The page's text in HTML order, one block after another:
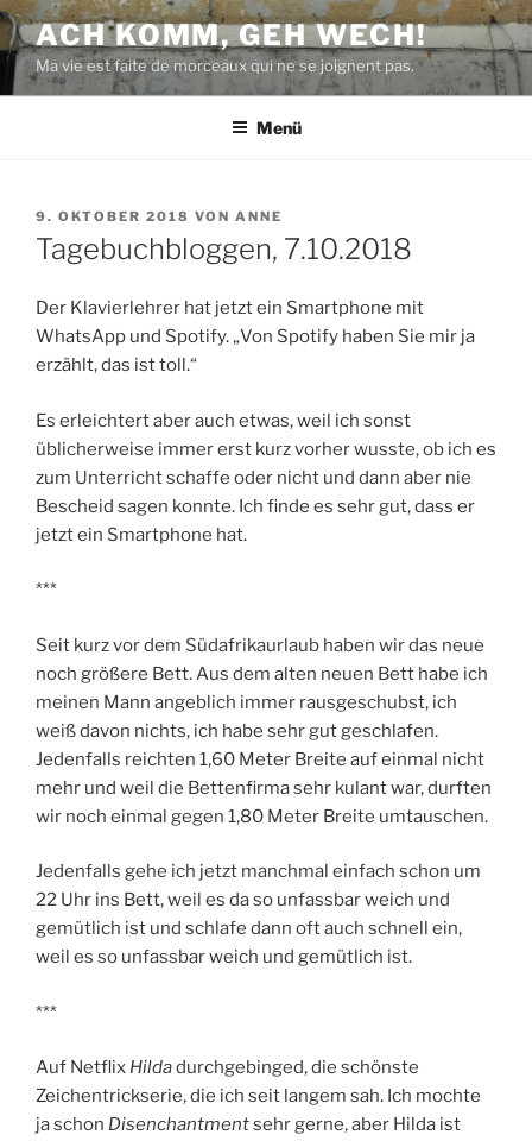
Zum
Inhalt
springen
ACH KOMM, GEH WECH!
Ma vie est faite de morceaux qui ne se joignent pas.
Menü
VERÖFFENTLICHT
AM
9. OKTOBER 2018 VON ANNE
Tagebuchbloggen, 7.10.2018
Der Klavierlehrer hat jetzt ein Smartphone mit
WhatsApp und Spotify. „Von Spotify haben Sie mir ja
erzählt, das ist toll.“
Es erleichtert aber auch etwas, weil ich sonst
üblicherweise immer erst kurz vorher wusste, ob ich es
zum Unterricht schaffe oder nicht und dann aber nie
Bescheid sagen konnte. Ich finde es sehr gut, dass er
jetzt ein Smartphone hat.
***
Seit kurz vor dem Südafrikaurlaub haben wir das neue
noch größere Bett. Aus dem alten neuen Bett habe ich
meinen Mann angeblich immer rausgeschubst, ich
weiß davon nichts, ich habe sehr gut geschlafen.
Jedenfalls reichten 1,60 Meter Breite auf einmal nicht
mehr und weil die Bettenfirma sehr kulant war, durften
wir noch einmal gegen 1,80 Meter Breite umtauschen.
Jedenfalls gehe ich jetzt manchmal einfach schon um
22 Uhr ins Bett, weil es da so unfassbar weich und
gemütlich ist und schlafe dann oft auch schnell ein,
weil es so unfassbar weich und gemütlich ist.
***
Auf Netflix Hildadurchgebinged, die schönste
Zeichentrickserie, die ich seit langem sah. Ich mochte
ja schon Disenchantmentsehr gerne, aber Hilda ist